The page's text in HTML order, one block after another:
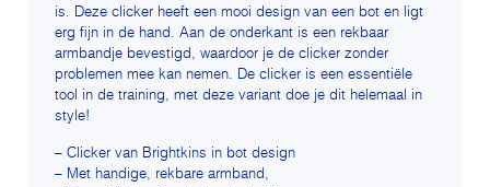
is. Deze clicker heeft een mooi design van een bot en ligt
erg fijn in de hand. Aan de onderkant is een rekbaar
armbandje bevestigd, waardoor je de clicker zonder
problemen mee kan nemen. De clicker is een essentiële
tool in de training, met deze variant doe je dit helemaal in
style!
– Clicker van Brightkins in bot design
– Met handige, rekbare armband,